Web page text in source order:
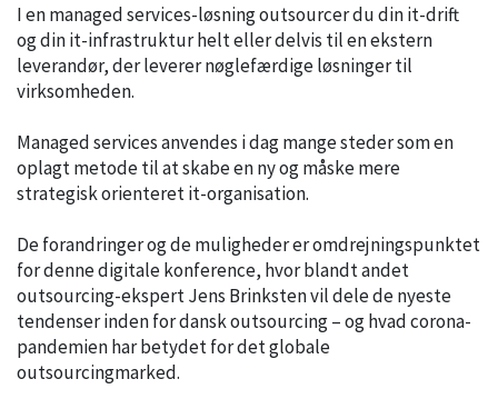
I en managed services-løsning outsourcer du din it-drift
og din it-infrastruktur helt eller delvis til en ekstern
leverandør, der leverer nøglefærdige løsninger til
virksomheden.
Managed services anvendes i dag mange steder som en
oplagt metode til at skabe en ny og måske mere
strategisk orienteret it-organisation.
De forandringer og de muligheder er omdrejningspunktet
for denne digitale konference, hvor blandt andet
outsourcing-ekspert Jens Brinksten vil dele de nyeste
tendenser inden for dansk outsourcing – og hvad corona-
pandemien har betydet for det globale
outsourcingmarked.